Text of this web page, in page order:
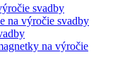
svadby
na výročie svadby
na výročie